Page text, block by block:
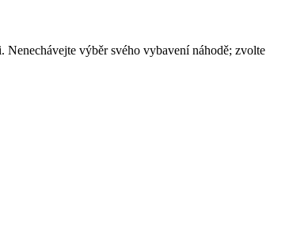
výběr svého vybavení náhodě; zvolte